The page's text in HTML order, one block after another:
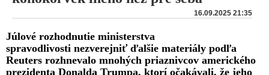
16.09.2025 21:35
Júlové rozhodnutie ministerstva
spravodlivosti nezverejniť ďalšie materiály podľa
Reuters rozhnevalo mnohých priaznivcov amerického
prezidenta Donalda Trumpa, ktorí očakávali, že jeho